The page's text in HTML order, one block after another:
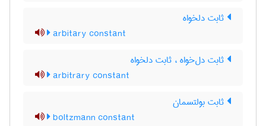
ثابت دلخواه
arbitary constant
ثابت دل‌خواه ، ثابت دلخواه
arbitrary constant
ثابت بولتسمان
boltzmann constant